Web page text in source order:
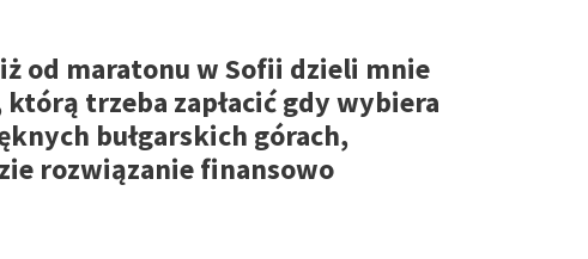
od maratonu w Sofii dzieli mnie
trzeba zapłacić gdy wybiera
bułgarskich górach,
rozwiązanie finansowo